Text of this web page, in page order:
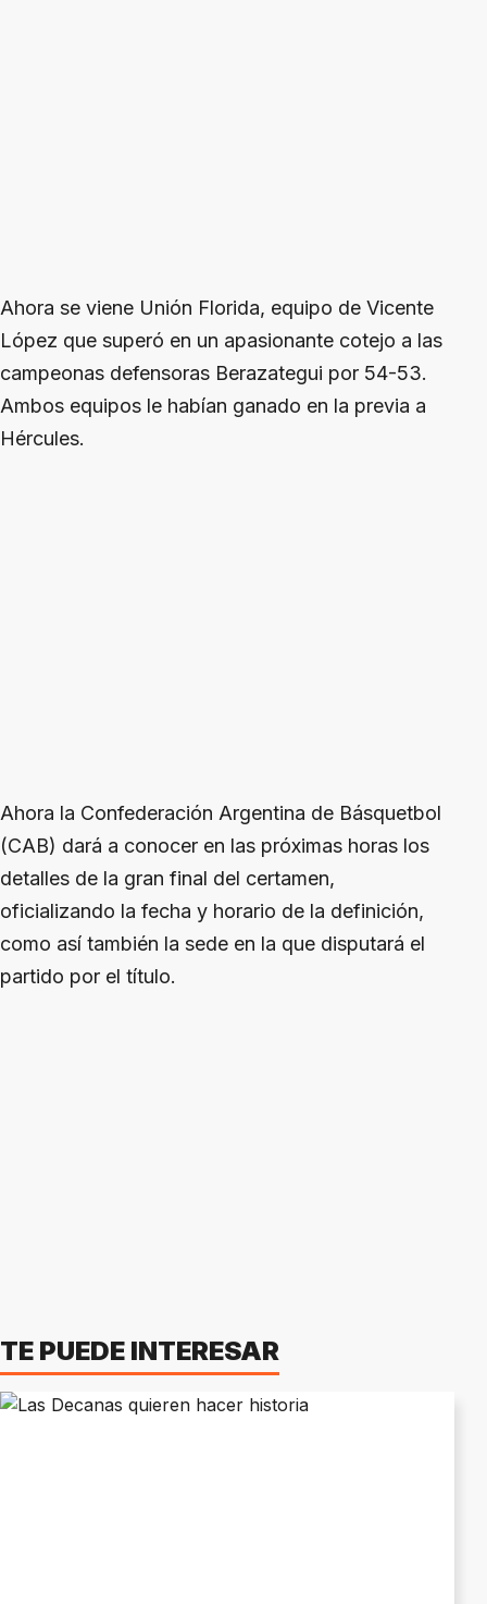
Ahora se viene Unión Florida, equipo de Vicente
López que superó en un apasionante cotejo a las
campeonas defensoras Berazategui por 54-53.
Ambos equipos le habían ganado en la previa a
Hércules.
Ahora la Confederación Argentina de Básquetbol
(CAB) dará a conocer en las próximas horas los
detalles de la gran final del certamen,
oficializando la fecha y horario de la definición,
como así también la sede en la que disputará el
partido por el título.
TE PUEDE INTERESAR